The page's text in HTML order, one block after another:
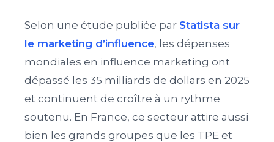
Selon une étude publiée par Statista sur
le marketing d’influence, les dépenses
mondiales en influence marketing ont
dépassé les 35 milliards de dollars en 2025
et continuent de croître à un rythme
soutenu. En France, ce secteur attire aussi
bien les grands groupes que les TPE et